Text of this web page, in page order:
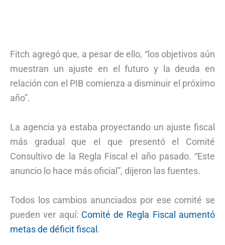
Fitch agregó que, a pesar de ello, “los objetivos aún
muestran un ajuste en el futuro y la deuda en
relación con el PIB comienza a disminuir el próximo
año”.
La agencia ya estaba proyectando un ajuste fiscal
más gradual que el que presentó el Comité
Consultivo de la Regla Fiscal el año pasado. “Este
anuncio lo hace más oficial”, dijeron las fuentes.
Todos los cambios anunciados por ese comité se
pueden ver aquí: Comité de Regla Fiscal aumentó
metas de déficit fiscal.